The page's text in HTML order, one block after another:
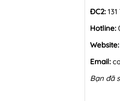
ĐC2:
Hotline:
Website:
Email:
Bạn đã